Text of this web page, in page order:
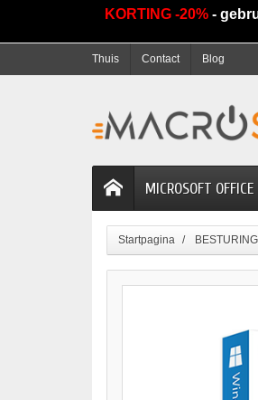
KORTING -20% -
Thuis Contact Blog
MICROSOFT OFFICE
Startpagina